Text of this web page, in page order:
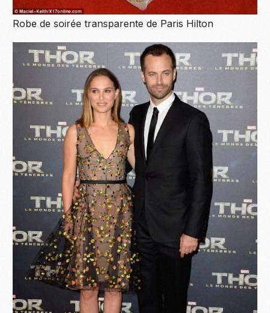
Robe de soirée transparente de Paris Hilton